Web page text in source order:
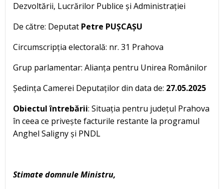
Dezvoltării, Lucrărilor Publice și Administrației
De către: Deputat Petre PUȘCAȘU
Circumscripția electorală: nr. 31 Prahova
Grup parlamentar: Alianța pentru Unirea Românilor
Ședința Camerei Deputaților din data de: 27.05.2025
Obiectul întrebării: Situația pentru județul Prahova
în ceea ce privește facturile restante la programul
Anghel Saligny și PNDL
Stimate domnule Ministru,